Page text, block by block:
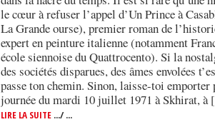
le cœur à refuser l’appel d’Un Prince à
La Grande ourse), premier roman de
expert en peinture italienne (notamment
école siennoise du Quattrocento). Si la
des sociétés disparues, des âmes envolées
passe ton chemin. Sinon, laisse-toi emporter
journée du mardi 10 juillet 1971 à Skhirat,
LIRE LA SUITE .../ ...